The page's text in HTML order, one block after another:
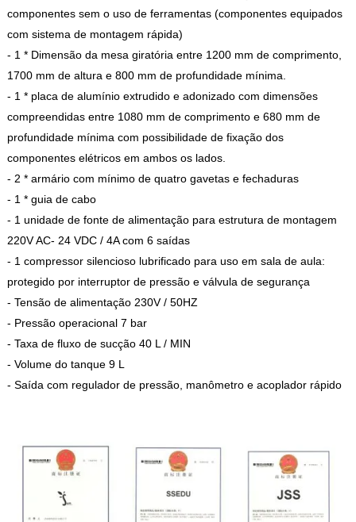
componentes sem o uso de ferramentas (componentes equipados
com sistema de montagem rápida)
- 1 * Dimensão da mesa giratória entre 1200 mm de comprimento,
1700 mm de altura e 800 mm de profundidade mínima.
- 1 * placa de alumínio extrudido e adonizado com dimensões
compreendidas entre 1080 mm de comprimento e 680 mm de
profundidade mínima com possibilidade de fixação dos
componentes elétricos em ambos os lados.
- 2 * armário com mínimo de quatro gavetas e fechaduras
- 1 * guia de cabo
- 1 unidade de fonte de alimentação para estrutura de montagem
220V AC- 24 VDC / 4A com 6 saídas
- 1 compressor silencioso lubrificado para uso em sala de aula:
protegido por interruptor de pressão e válvula de segurança
- Tensão de alimentação 230V / 50HZ
- Pressão operacional 7 bar
- Taxa de fluxo de sucção 40 L / MIN
- Volume do tanque 9 L
- Saída com regulador de pressão, manômetro e acoplador rápido